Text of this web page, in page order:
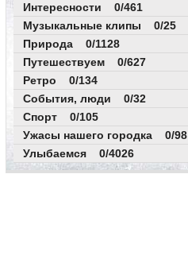
Интересности 0/461
Музыкальные клипы 0/25
Природа 0/1128
Путешествуем 0/627
Ретро 0/134
События, люди 0/32
Спорт 0/105
Ужасы нашего городка 0/98
Улыбаемся 0/4026